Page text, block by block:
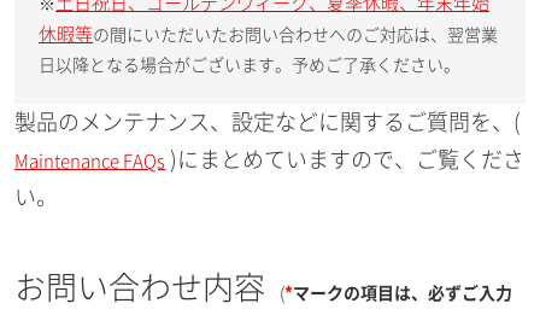
※
休暇等の間にいただいたお問い合わせへのご対応は、翌営業
日以降となる場合がございます。予めご了承ください。
製品のメンテナンス、設定などに関するご質問を、(
Maintenance FAQs )にまとめていますので、ご覧くださ
い。
お問い合わせ内容 (*マークの項目は、必ずご入力